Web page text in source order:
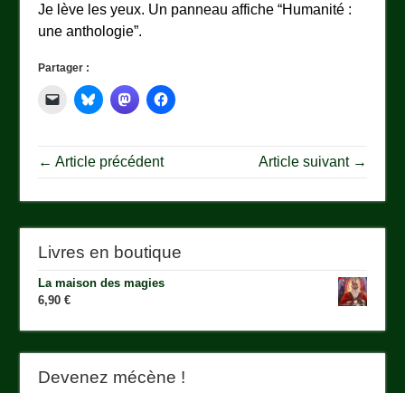
Je lève les yeux. Un panneau affiche “Humanité :
une anthologie”.
Partager :
← Article précédent Article suivant →
Livres en boutique
La maison des magies
6,90€
Devenez mécène !